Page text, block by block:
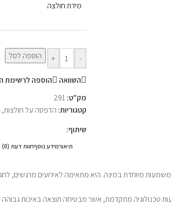
מידת חולצה
-
+ הוספה לסל
השוואה
הוספה לרשימת
מק"ט: 291
קטגוריות: הדפסה על חולצות,
שיתוף:
תיאורמידע נוסףחוות דעת (0)
מיוחדת במינה. היא מתאימה לאירועים מרגשים,